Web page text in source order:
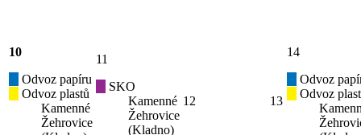
10
Odvoz papíru
Odvoz plastů
Kamenné
Žehrovice
11
SKO
Kamenné
Žehrovice
(Kladno)
12 13
14
Odvoz
Odvoz